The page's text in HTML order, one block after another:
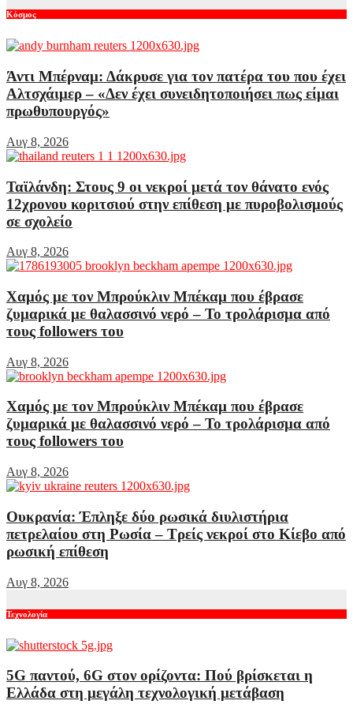
Κόσμος
Άντι Μπέρναμ: Δάκρυσε για τον πατέρα του που έχει
Αλτσχάιμερ – «Δεν έχει συνειδητοποιήσει πως είμαι
πρωθυπουργός»
Αυγ 8, 2026
Ταϊλάνδη: Στους 9 οι νεκροί μετά τον θάνατο ενός
12χρονου κοριτσιού στην επίθεση με πυροβολισμούς
σε σχολείο
Αυγ 8, 2026
Χαμός με τον Μπρούκλιν Μπέκαμ που έβρασε
ζυμαρικά με θαλασσινό νερό – Το τρολάρισμα από
τους followers του
Αυγ 8, 2026
Χαμός με τον Μπρούκλιν Μπέκαμ που έβρασε
ζυμαρικά με θαλασσινό νερό – Το τρολάρισμα από
τους followers του
Αυγ 8, 2026
Ουκρανία: Έπληξε δύο ρωσικά διυλιστήρια
πετρελαίου στη Ρωσία – Τρείς νεκροί στο Κίεβο από
ρωσική επίθεση
Αυγ 8, 2026
Τεχνολογία
5G παντού, 6G στον ορίζοντα: Πού βρίσκεται η
Ελλάδα στη μεγάλη τεχνολογική μετάβαση